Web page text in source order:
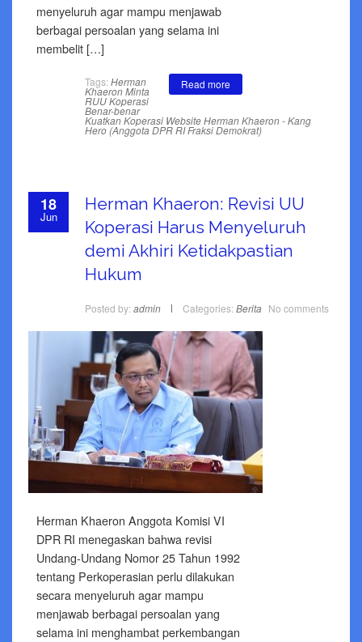
menyeluruh agar mampu menjawab
berbagai persoalan yang selama ini
membelit […]
Read more
Tags: Herman
Khaeron Minta
RUU Koperasi
Benar-benar
Kuatkan Koperasi Website Herman Khaeron - Kang
Hero (Anggota DPR RI Fraksi Demokrat)
18
Jun
Herman Khaeron: Revisi UU
Koperasi Harus Menyeluruh
demi Akhiri Ketidakpastian
Hukum
Posted by: admin Categories: Berita No comments
Herman Khaeron Anggota Komisi VI
DPR RI menegaskan bahwa revisi
Undang-Undang Nomor 25 Tahun 1992
tentang Perkoperasian perlu dilakukan
secara menyeluruh agar mampu
menjawab berbagai persoalan yang
selama ini menghambat perkembangan